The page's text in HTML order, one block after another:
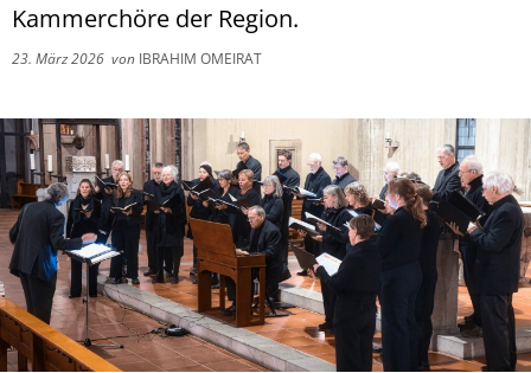
Kammerchöre der Region.
23. März 2026 von IBRAHIM OMEIRAT